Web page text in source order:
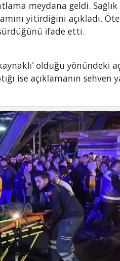
meydana geldi. Sağlık
yitirdiğini açıkladı.
ifade etti.
olduğu yönündeki
ise açıklamanın sehven